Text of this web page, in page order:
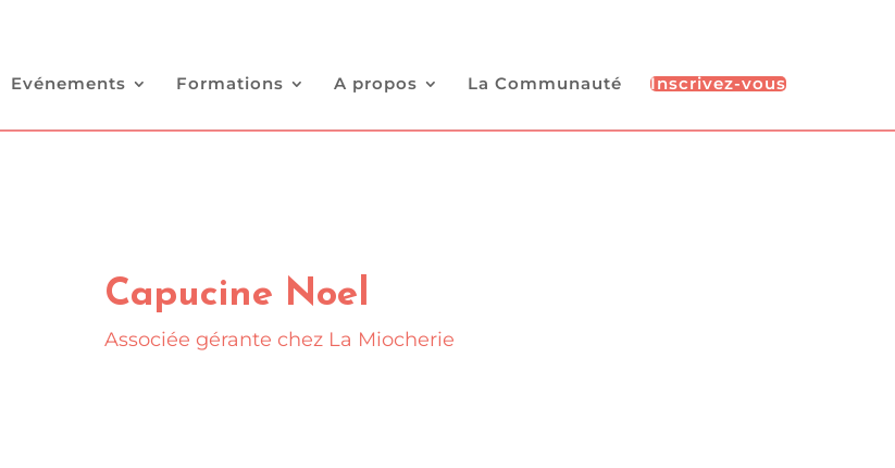
Evénements Formations A propos La Communauté Inscrivez-vous
Capucine Noel
Associée gérante chez La Miocherie